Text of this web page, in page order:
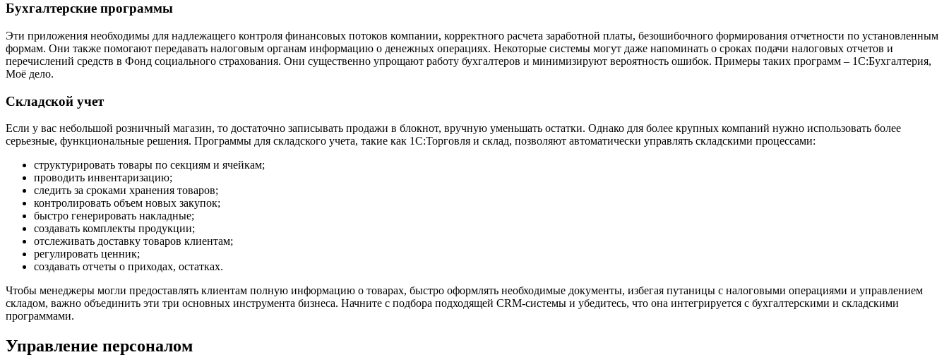
Бухгалтерские программы
Эти приложения необходимы для надлежащего контроля финансовых потоков компании, корректного расчета заработной платы, безошибочного формирования отчетности по установленным
формам. Они также помогают передавать налоговым органам информацию о денежных операциях. Некоторые системы могут даже напоминать о сроках подачи налоговых отчетов и
перечислений средств в Фонд социального страхования. Они существенно упрощают работу бухгалтеров и минимизируют вероятность ошибок. Примеры таких программ – 1С:Бухгалтерия,
Моё дело.
Складской учет
Если у вас небольшой розничный магазин, то достаточно записывать продажи в блокнот, вручную уменьшать остатки. Однако для более крупных компаний нужно использовать более
серьезные, функциональные решения. Программы для складского учета, такие как 1С:Торговля и склад, позволяют автоматически управлять складскими процессами:
структурировать товары по секциям и ячейкам;
проводить инвентаризацию;
следить за сроками хранения товаров;
контролировать объем новых закупок;
быстро генерировать накладные;
создавать комплекты продукции;
отслеживать доставку товаров клиентам;
регулировать ценник;
создавать отчеты о приходах, остатках.
Чтобы менеджеры могли предоставлять клиентам полную информацию о товарах, быстро оформлять необходимые документы, избегая путаницы с налоговыми операциями и управлением
складом, важно объединить эти три основных инструмента бизнеса. Начните с подбора подходящей CRM-системы и убедитесь, что она интегрируется с бухгалтерскими и складскими
программами.
Управление персоналом